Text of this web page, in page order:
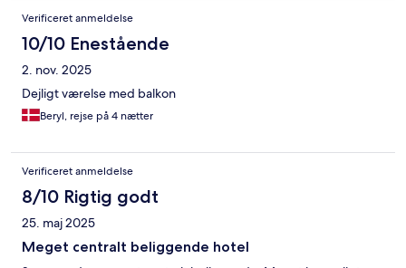
Verificeret anmeldelse
10/10 Enestående
2. nov. 2025
Dejligt værelse med balkon
Beryl, rejse på 4 nætter
Verificeret anmeldelse
8/10 Rigtig godt
25. maj 2025
Meget centralt beliggende hotel